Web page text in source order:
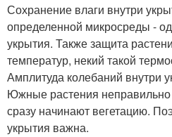
Сохранение влаги внутри
определенной микросреды -
укрытия. Также защита
температур, некий такой
Амплитуда колебаний внутри
Южные растения неправильно
сразу начинают вегетацию.
укрытия важна.